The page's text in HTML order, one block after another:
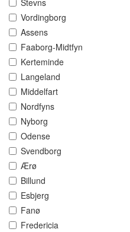
Stevns
Vordingborg
Assens
Faaborg-Midtfyn
Kerteminde
Langeland
Middelfart
Nordfyns
Nyborg
Odense
Svendborg
Ærø
Billund
Esbjerg
Fanø
Fredericia